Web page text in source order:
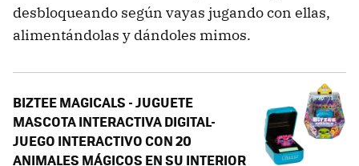
desbloqueando según vayas jugando con ellas,
alimentándolas y dándoles mimos.
BIZTEE MAGICALS - JUGUETE
MASCOTA INTERACTIVA DIGITAL-
JUEGO INTERACTIVO CON 20
ANIMALES MÁGICOS EN SU INTERIOR